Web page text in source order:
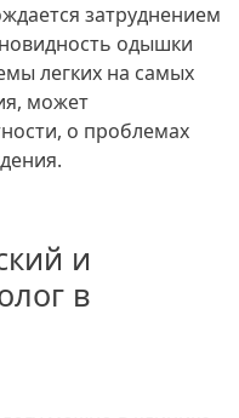
затруднением
одышки
легких на самых
может
о проблемах
и
в